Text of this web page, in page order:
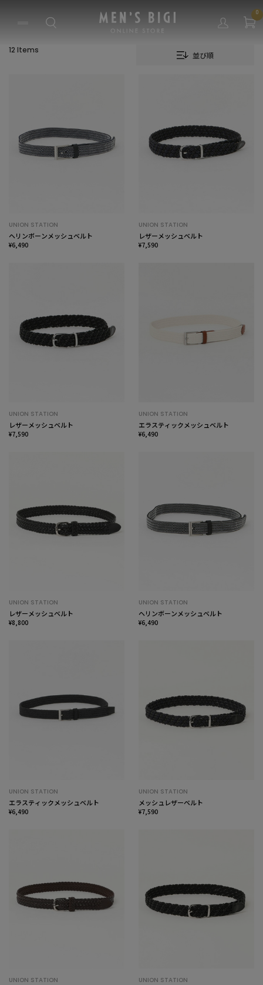
0
12 Items 並び順
UNION STATION
ヘリンボーンメッシュベルト
¥6,490
UNION STATION
レザーメッシュベルト
¥7,590
UNION STATION
レザーメッシュベルト
¥7,590
UNION STATION
エラスティックメッシュベルト
¥6,490
UNION STATION
レザーメッシュベルト
¥8,800
UNION STATION
ヘリンボーンメッシュベルト
¥6,490
UNION STATION
エラスティックメッシュベルト
¥6,490
UNION STATION
メッシュレザーベルト
¥7,590
UNION STATION UNION STATION